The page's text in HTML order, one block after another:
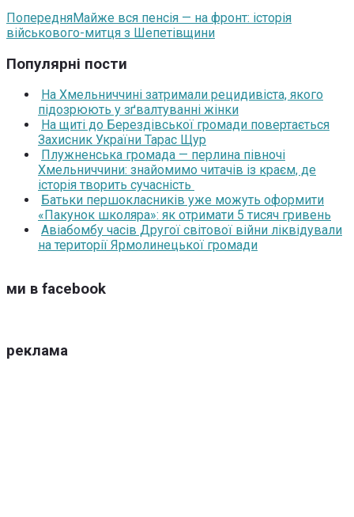
ПопередняМайже вся пенсія — на фронт: історія
військового-митця з Шепетівщини
Популярні пости
На Хмельниччині затримали рецидивіста, якого
підозрюють у зґвалтуванні жінки
На щиті до Берездівської громади повертається
Захисник України Тарас Щур
Плужненська громада — перлина півночі
Хмельниччини: знайомимо читачів із краєм, де
історія творить сучасність
Батьки першокласників уже можуть оформити
«Пакунок школяра»: як отримати 5 тисяч гривень
Авіабомбу часів Другої світової війни ліквідували
на території Ярмолинецької громади
ми в facebook
реклама